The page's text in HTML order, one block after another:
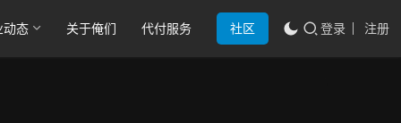
动态 关于俺们 代付服务 社区 登录 注册